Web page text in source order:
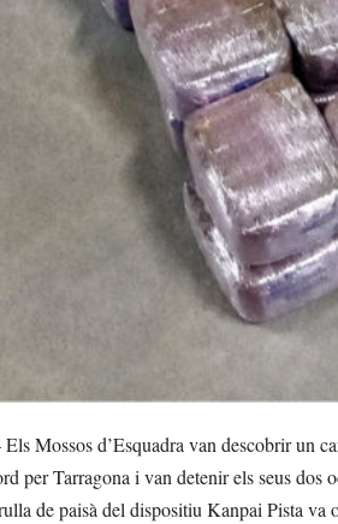
Mossos d’Esquadra van descobrir un
per Tarragona i van detenir els seus
de paisà del dispositiu Kanpai Pista